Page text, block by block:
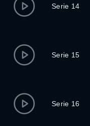
Serie 14
Serie 15
Serie 16